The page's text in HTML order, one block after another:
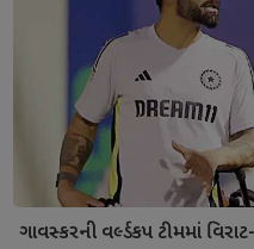
ગાવસ્કરની વર્લ્ડકપ ટીમમાં